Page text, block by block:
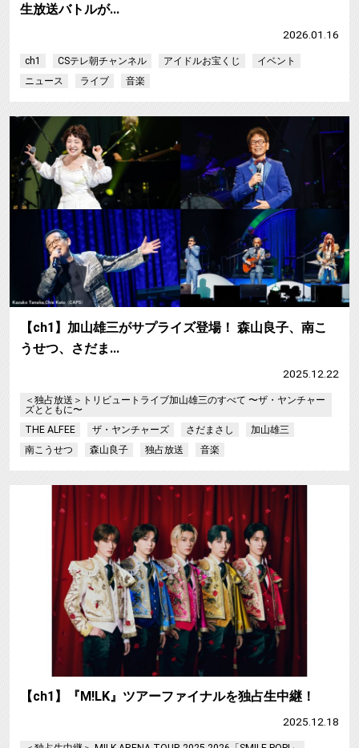
生放送バトルが…
2026.01.16
ch1 CSテレ朝チャンネル アイドルお宝くじ
イベント
ニュース
ライブ 音楽
【ch1】加山雄三がサプライズ登場！ 森山良子、南こ
うせつ、さだま…
2025.12.22
＜独占放送＞トリビュートライブ加山雄三のすべて 〜ザ・ヤンチャー
ズとともに〜
THE ALFEE
ザ・ヤンチャーズ さだまさし
加山雄三
南こうせつ
森山良子 独占放送 音楽
【ch1】『M!LK』ツアーファイナルを独占生中継！
2025.12.18